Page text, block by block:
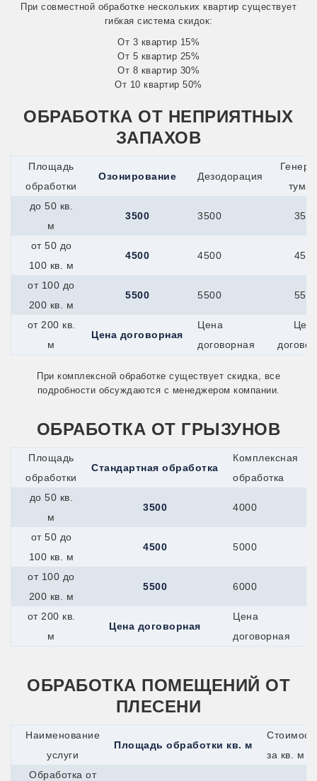
Усть-Катав
Куйбышев
Кумертау
Курлово
Курчатов
Куса
Ленинск-Кузнецкий
Междуреченск
Прокопьевск
Юрга
Узловая
Лабинск
Ломоносов
Лыткарино
Мамадыш
Минеральные-Воды
Минусинск
Мичуринск
Можга
Муром
Нефтекамск
Новомичуринск
Новошахтинск
Ногинск
Обнинск
Озёры
Павловский Посад
Переславль-Залесский
Подпорожье
Пушкино
Пущино
При совместной обработке нескольких квартир существует
гибкая система скидок:
От 3 квартир 15%
От 5 квартир 25%
От 8 квартир 30%
От 10 квартир 50%
ОБРАБОТКА ОТ НЕПРИЯТНЫХ
ЗАПАХОВ
Площадь
обработки
Озонирование Дезодорация
до 50 кв.
м
3500 3500
от 50 до
100 кв. м
4500 4500
от 100 до
200 кв. м
5500 5500
от 200 кв.
м
Цена договорная
Цена
договорная
При комплексной обработке существует скидка, все
подробности обсуждаются с менеджером компании.
ОБРАБОТКА ОТ ГРЫЗУНОВ
Площадь
обработки
Стандартная обработка
Комплексная
обработка
до 50 кв.
м
3500 4000
от 50 до
100 кв. м
4500 5000
от 100 до
200 кв. м
5500 6000
от 200 кв.
м
Цена договорная
Цена
договорная
ОБРАБОТКА ПОМЕЩЕНИЙ ОТ
ПЛЕСЕНИ
Наименование
услуги
Площадь обработки кв. м
за кв. м
Обработка от